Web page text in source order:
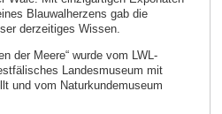
Blauwalherzens gab die
derzeitiges Wissen.
der Meere“ wurde vom LWL-
Landesmuseum mit
und vom Naturkunde­museum